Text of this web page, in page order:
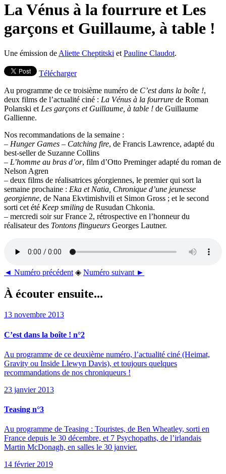
La Vénus à la fourrure et Les
garçons et Guillaume, à table !
Une émission de Aliette Cheptitski et Pauline Claudot.
Télécharger
Au programme de ce troisième numéro de C’est dans la boîte !,
deux films de l’actualité ciné : La Vénus à la fourrure de Roman
Polanski et Les garçons et Guillaume, à table ! de Guillaume
Gallienne.
Nos recommandations de la semaine :
– Hunger Games – Catching fire, de Francis Lawrence, adapté du
best-seller de Suzanne Collins
– L’homme au bras d’or, film d’Otto Preminger adapté du roman de
Nelson Agren
– deux films de réalisatrices géorgiennes, le premier qui sort la
semaine prochaine : Eka et Natia, Chronique d’une jeunesse
georgienne, de Nana Ekvtimishvili et Simon Gross ; et le second
sorti cet été Keep smiling de Rusudan Chkonia.
– mercredi soir sur France 2, rétrospective en l’honneur du
réalisateur des Tontons flingueurs Georges Lautner.
◄ Numéro précédent ◈ Numéro suivant ►
À écouter ensuite...
13 novembre 2013
C’est dans la boîte ! n°2
Au programme de ce deuxième numéro, l’actualité ciné (Heimat,
Gravity ou Inside Llewyn Davis), et toujours quelques
recommandations de nos chroniqueurs !
23 janvier 2013
Teasing n°3
Au programme de Teasing : Touristes, de Ben Wheatley, sorti en
France depuis le 30 décembre, et 7 Psychopaths, de l’irlandais
Martin McDonagh, en salles le 30 janvier.
14 février 2019